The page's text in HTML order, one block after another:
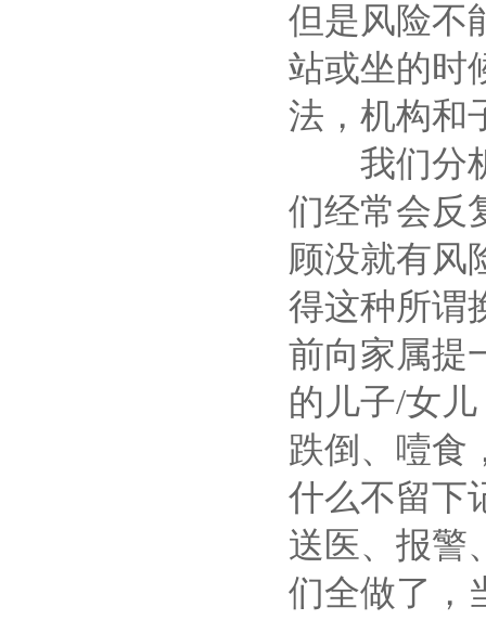
但是风险不
站或坐的时
法，机构和
我们分析
们经常会反
顾没就有风
得这种所谓
前向家属提
的儿子/女
跌倒、噎食
什么不留下
送医、报警
们全做了，